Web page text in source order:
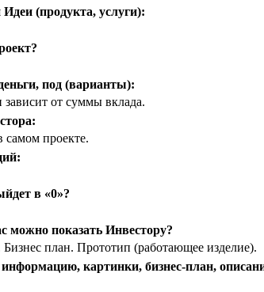
(продукта, услуги):
под (варианты):
зависит от суммы вклада.
самом проекте.
в «0»?
можно показать Инвестору?
план. Прототип (работающее изделие).
картинки, бизнес-план,